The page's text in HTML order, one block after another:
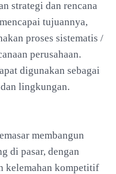
strategi dan rencana
tujuannya,
proses sistematis /
perusahaan.
digunakan sebagai
lingkungan.
membangun
di pasar, dengan
kelemahan kompetitif